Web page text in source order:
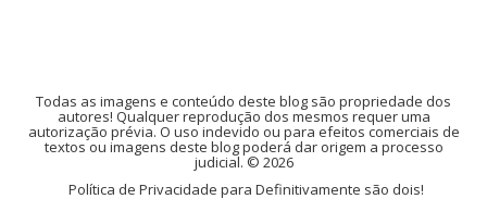
Todas as imagens e conteúdo deste blog são propriedade dos
autores! Qualquer reprodução dos mesmos requer uma
autorização prévia. O uso indevido ou para efeitos comerciais de
textos ou imagens deste blog poderá dar origem a processo
judicial. © 2026
Política de Privacidade para Definitivamente são dois!